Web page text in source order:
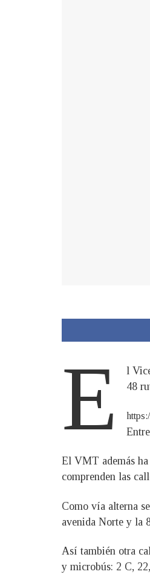
E
l
48
El VMT además ha
comprenden las
Como vía alterna
avenida Norte y la
Así también otra
y microbús: 2 C,